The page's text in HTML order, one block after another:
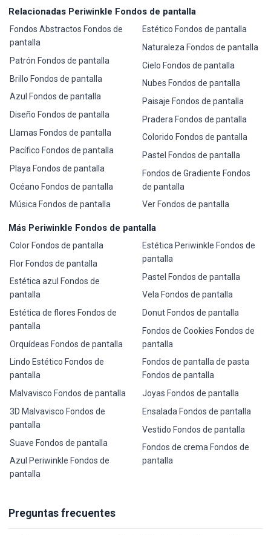
Relacionadas Periwinkle Fondos de pantalla
Fondos Abstractos Fondos de
pantalla
Patrón Fondos de pantalla
Brillo Fondos de pantalla
Azul Fondos de pantalla
Diseño Fondos de pantalla
Llamas Fondos de pantalla
Pacífico Fondos de pantalla
Playa Fondos de pantalla
Océano Fondos de pantalla
Música Fondos de pantalla
Estético Fondos de pantalla
Naturaleza Fondos de pantalla
Cielo Fondos de pantalla
Nubes Fondos de pantalla
Paisaje Fondos de pantalla
Pradera Fondos de pantalla
Colorido Fondos de pantalla
Pastel Fondos de pantalla
Fondos de Gradiente Fondos
de pantalla
Ver Fondos de pantalla
Más Periwinkle Fondos de pantalla
Color Fondos de pantalla
Flor Fondos de pantalla
Estética azul Fondos de
pantalla
Estética de flores Fondos de
pantalla
Orquídeas Fondos de pantalla
Lindo Estético Fondos de
pantalla
Malvavisco Fondos de pantalla
3D Malvavisco Fondos de
pantalla
Suave Fondos de pantalla
Azul Periwinkle Fondos de
pantalla
Estética Periwinkle Fondos de
pantalla
Pastel Fondos de pantalla
Vela Fondos de pantalla
Donut Fondos de pantalla
Fondos de Cookies Fondos de
pantalla
Fondos de pantalla de pasta
Fondos de pantalla
Joyas Fondos de pantalla
Ensalada Fondos de pantalla
Vestido Fondos de pantalla
Fondos de crema Fondos de
pantalla
Preguntas frecuentes